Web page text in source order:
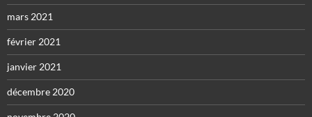
mars 2021
février 2021
janvier 2021
décembre 2020